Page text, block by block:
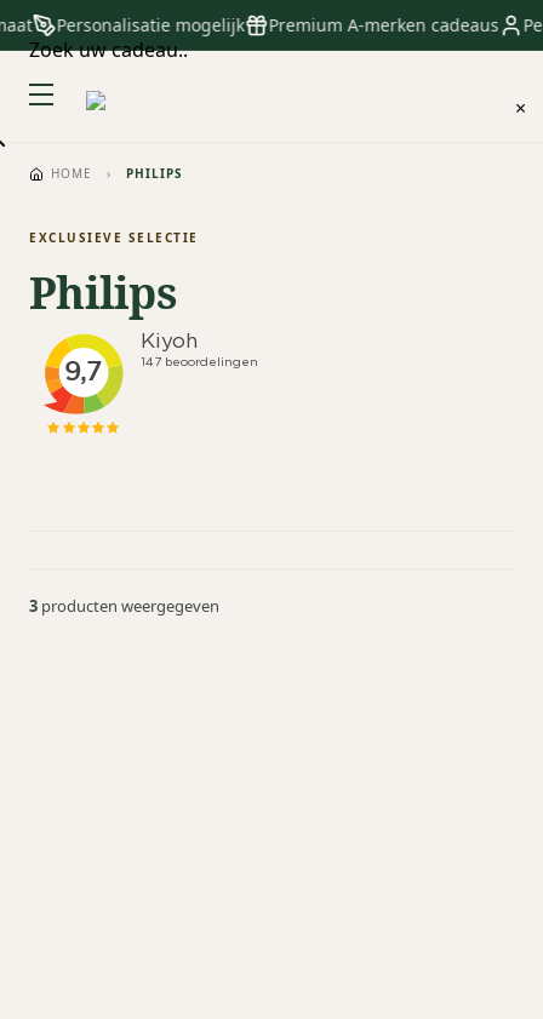
Personalisatie mogelijk Premium A-merken cadeaus
Zoek uw cadeau..
×
HOME › PHILIPS
EXCLUSIEVE SELECTIE
Philips
3 producten weergegeven